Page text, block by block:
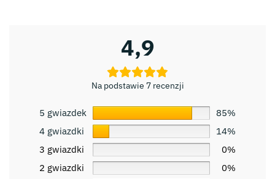
4,9
Na podstawie 7 recenzji
5 gwiazdek
85%
4 gwiazdki
14%
3 gwiazdki
0%
2 gwiazdki
0%